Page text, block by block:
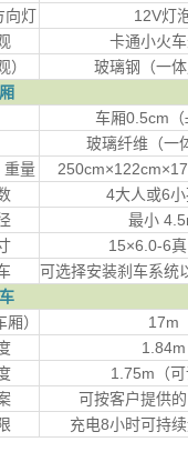
向灯
12V灯
卡通小火
）
玻璃钢（一
车厢0.5cm
玻璃纤维（一
重量
4大人或6
最小
15×6.0-6
可选择安装刹车系统
）
17m
1.84m
1.75m（
可按客户提供
充电8小时可持